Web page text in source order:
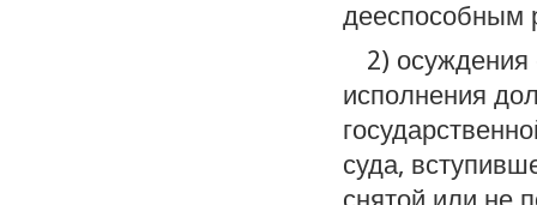
дееспособным
2)
исполнения
суда,